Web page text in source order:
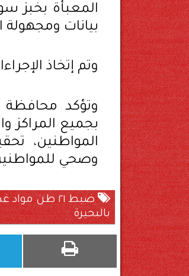
المعبأة بخبز
بيانات ومجهولة
وتم إتخاذ
وتؤكد محافظة
بجميع
المواطنين،
وصحي
ضبط ٢١ طن
بالبحيرة